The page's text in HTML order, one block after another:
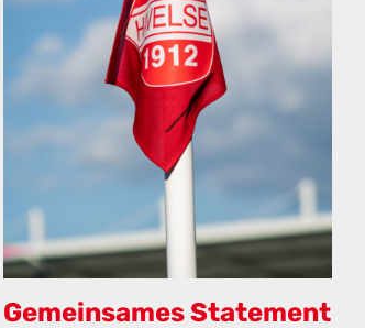
Gemeinsames Statement